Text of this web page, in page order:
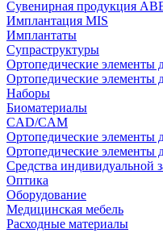
Сувенирная продукция
Имплантация MIS
Имплантаты
Супраструктуры
Ортопедические элементы
Ортопедические элементы
Наборы
Биоматериалы
CAD/CAM
Ортопедические элементы
Ортопедические
Средства индивидуальной
Оптика
Оборудование
Медицинская мебель
Расходные материалы